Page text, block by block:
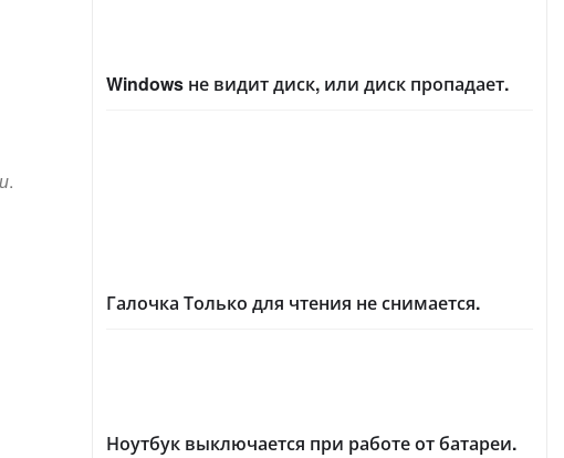
.
Windows не видит диск, или диск пропадает.
Галочка Только для чтения не снимается.
Ноутбук выключается при работе от батареи.